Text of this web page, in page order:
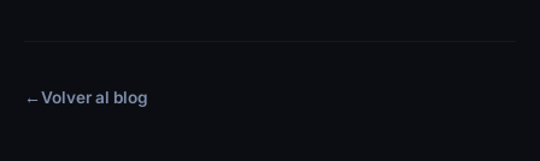
←Volver al blog